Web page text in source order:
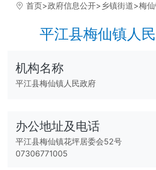
首页>政府信息公开> 乡镇街道>梅
平江县梅仙镇人
机构名称
平江县梅仙镇人民政府
办公地址及电话
平江县梅仙镇花坪居委会52号
07306771005